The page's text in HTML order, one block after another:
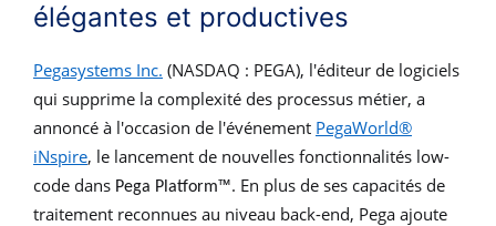
élégantes et productives
Pegasystems Inc. (NASDAQ : PEGA), l'éditeur de logiciels
qui supprime la complexité des processus métier, a
annoncé à l'occasion de l'événement PegaWorld®
iNspire, le lancement de nouvelles fonctionnalités low-
code dans Pega Platform™. En plus de ses capacités de
traitement reconnues au niveau back-end, Pega ajoute